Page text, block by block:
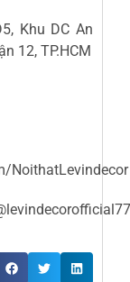
Khu DC An
12, TP.HCM
NoithatLevindecor